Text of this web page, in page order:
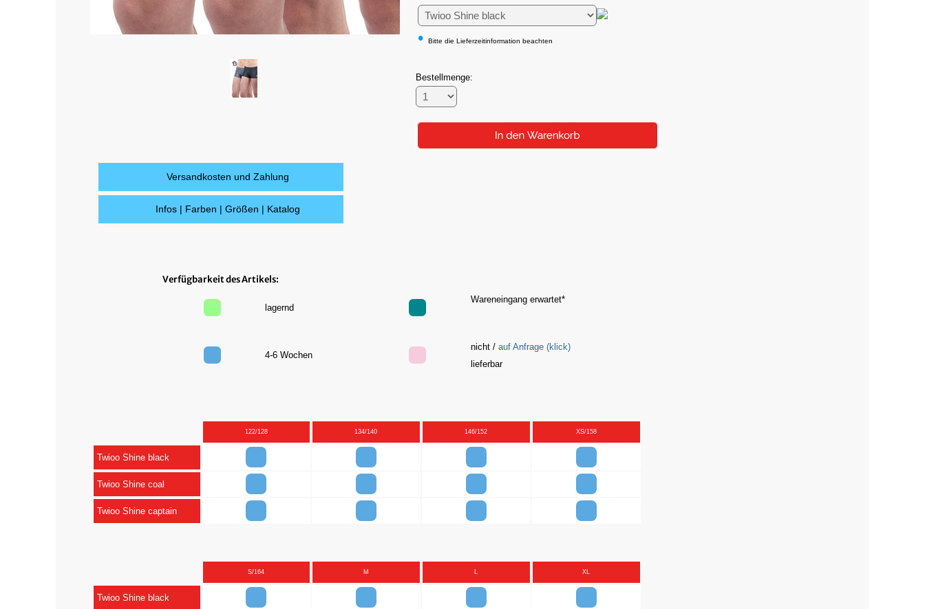
• Bitte die Lieferzeitinformation beachten
Bestellmenge:
Versandkosten und Zahlung
Infos | Farben | Größen | Katalog
Verfügbarkeit des Artikels:
lagernd
Wareneingang erwartet*
4-6 Wochen
nicht / auf Anfrage (klick)
lieferbar
122/128 134/140 146/152 XS/158
Twioo Shine black
Twioo Shine coal
Twioo Shine captain
S/164 M L XL
Twioo Shine black